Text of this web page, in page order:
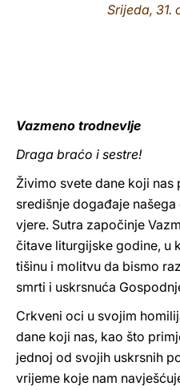
Srijeda, 31.
Vazmeno trodnevlje
Draga braćo i sestre!
Živimo svete dane koji
središnje događaje
vjere. Sutra započinje
čitave liturgijske godine, u
tišinu i molitvu da bismo
smrti i uskrsnuća
Crkveni oci u svojim
dane koji nas, kao što
jednoj od svojih uskrsnih
vrijeme koje nam